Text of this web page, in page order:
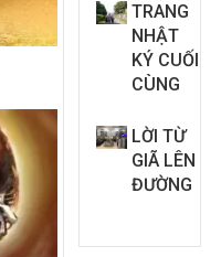
TRANG
NHẬT
KÝ CUỐI
CÙNG
LỜI TỪ
GIÃ LÊN
ĐƯỜNG